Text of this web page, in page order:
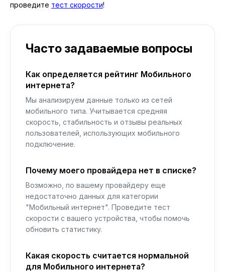
проведите тест скорости!
Часто задаваемые вопросы
Как определяется рейтинг Мобильного
интернета?
Мы анализируем данные только из сетей
мобильного типа. Учитывается средняя
скорость, стабильность и отзывы реальных
пользователей, использующих мобильного
подключение.
Почему моего провайдера нет в списке?
Возможно, по вашему провайдеру еще
недостаточно данных для категории
"Мобильный интернет". Проведите тест
скорости с вашего устройства, чтобы помочь
обновить статистику.
Какая скорость считается нормальной
для Мобильного интернета?